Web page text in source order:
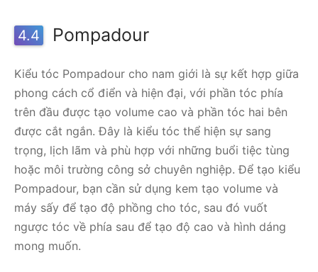
4.4 Pompadour
Kiểu tóc Pompadour cho nam giới là sự kết hợp giữa
phong cách cổ điển và hiện đại, với phần tóc phía
trên đầu được tạo volume cao và phần tóc hai bên
được cắt ngắn. Đây là kiểu tóc thể hiện sự sang
trọng, lịch lãm và phù hợp với những buổi tiệc tùng
hoặc môi trường công sở chuyên nghiệp. Để tạo kiểu
Pompadour, bạn cần sử dụng kem tạo volume và
máy sấy để tạo độ phồng cho tóc, sau đó vuốt
ngược tóc về phía sau để tạo độ cao và hình dáng
mong muốn.